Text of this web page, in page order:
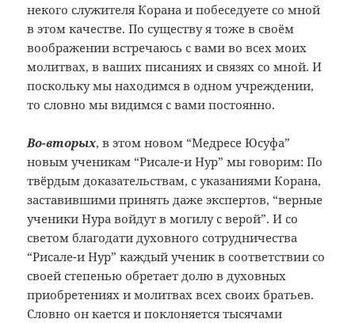
некого служителя Корана и побеседуете со мной
в этом качестве. По существу я тоже в своём
воображении встречаюсь с вами во всех моих
молитвах, в ваших писаниях и связях со мной. И
поскольку мы находимся в одном учреждении,
то словно мы видимся с вами постоянно.
Во-вторых, в этом новом “Медресе Юсуфа”
новым ученикам “Рисале-и Нур” мы говорим: По
твёрдым доказательствам, с указаниями Корана,
заставившими принять даже экспертов, “верные
ученики Нура войдут в могилу с верой”. И со
светом благодати духовного сотрудничества
“Рисале-и Нур” каждый ученик в соответствии со
своей степенью обретает долю в духовных
приобретениях и молитвах всех своих братьев.
Словно он кается и поклоняется тысячами